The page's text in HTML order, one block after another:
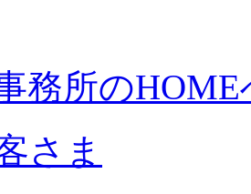
務所のHOME
さま